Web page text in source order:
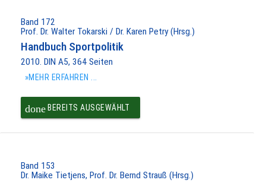
Band 172
Prof. Dr. Walter Tokarski / Dr. Karen Petry (Hrsg.)
Handbuch Sportpolitik
2010. DIN A5, 364 Seiten
»MEHR ERFAHREN ...
doneBEREITS AUSGEWÄHLT
Band 153
Dr. Maike Tietjens, Prof. Dr. Bernd Strauß (Hrsg.)